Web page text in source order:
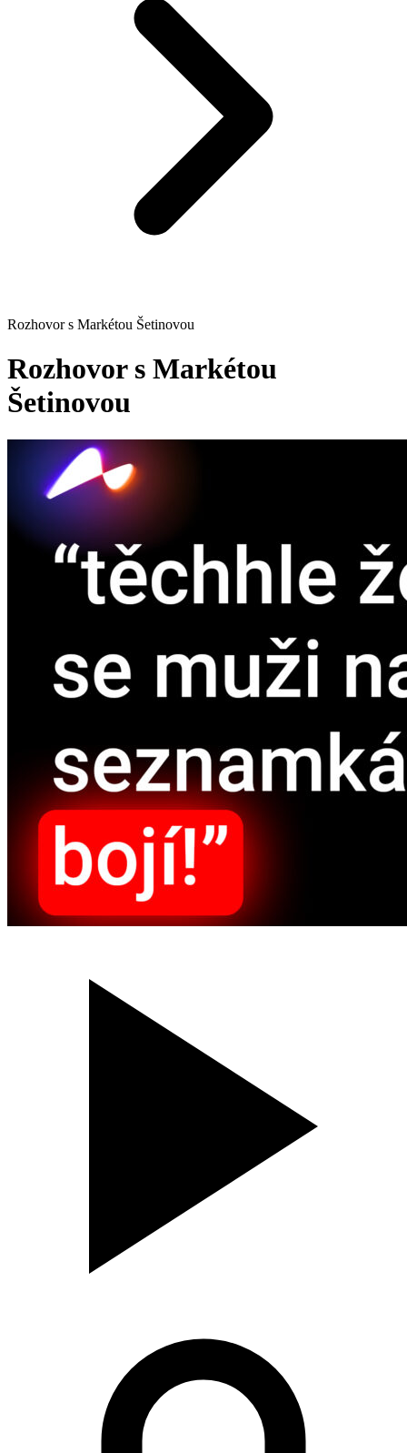
Rozhovor s Markétou Šetinovou
Rozhovor s Markétou
Šetinovou